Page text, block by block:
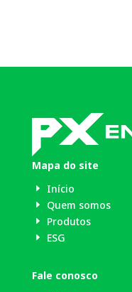
Mapa do site
E Início
E Quem somos
E Produtos
E ESG
Fale conosco